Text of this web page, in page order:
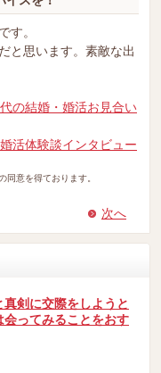
す。
と思います。素敵な出
の結婚・婚活お見合い
活体験談インタビュー
意を得ております。
次へ
剣に交際をしようと
ってみることをおす